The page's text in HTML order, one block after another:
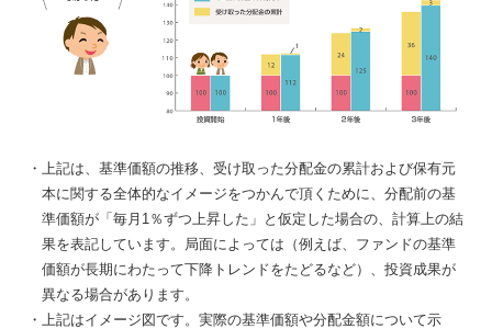
・上記は、基準価額の推移、受け取った分配金の累計および保有元
本に関する全体的なイメージをつかんで頂くために、分配前の基
準価額が「毎月1％ずつ上昇した」と仮定した場合の、計算上の結
果を表記しています。局面によっては（例えば、ファンドの基準
価額が長期にわたって下降トレンドをたどるなど）、投資成果が
異なる場合があります。
・上記はイメージ図です。実際の基準価額や分配金額について示